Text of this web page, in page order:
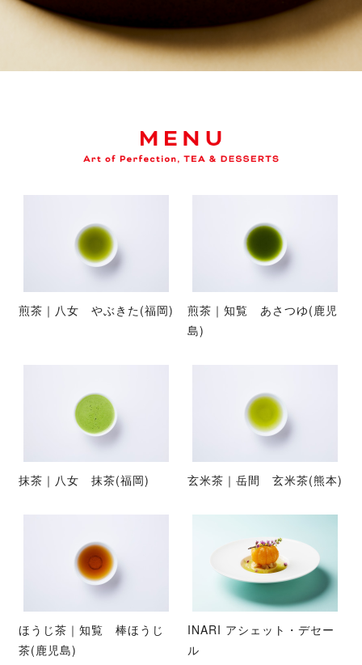
煎茶｜八女 やぶきた(福岡)
煎茶｜知覧 あさつゆ(鹿児
島)
抹茶｜八女 抹茶(福岡) 玄米茶｜岳間 玄米茶(熊本)
ほうじ茶｜知覧 棒ほうじ
茶(鹿児島)
INARI アシェット・デセー
ル